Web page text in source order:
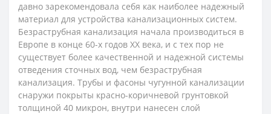
давно зарекомендовала себя как наиболее надежный
материал для устройства канализационных систем.
Безраструбная канализация начала производиться в
Европе в конце 60-х годов XX века, и с тех пор не
существует более качественной и надежной системы
отведения сточных вод, чем безраструбная
канализация. Трубы и фасоны чугунной канализации
снаружи покрыты красно-коричневой грунтовкой
толщиной 40 микрон, внутри нанесен слой